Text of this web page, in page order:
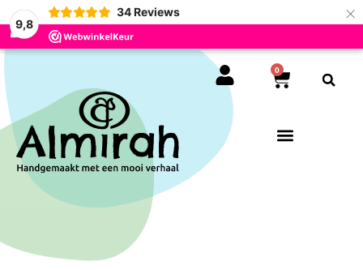
9,8
34 Reviews ×
0